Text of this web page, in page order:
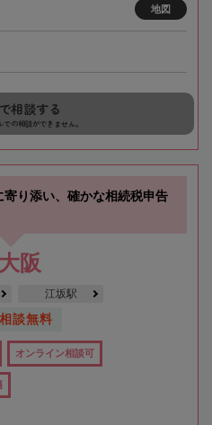
地図
相談する
の相談ができません。
寄り添い、確かな相続税申告
阪
江坂駅
談無料
オンライン相談可